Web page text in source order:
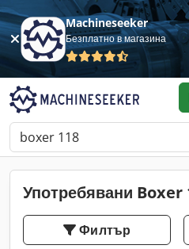
Machineseeker
Безплатно в магазина
Употребявани Boxer
Филтър